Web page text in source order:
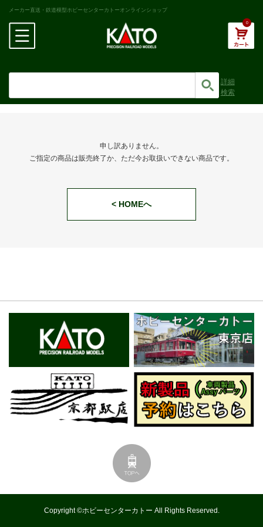
メーカー直送・鉄道模型ホビーセンターカトーオンラインショップ
0
詳細
検索
申し訳ありません。
ご指定の商品は販売終了か、ただ今お取扱いできない商品です。
< HOMEへ
Copyright ©ホビーセンターカトー All Rights Reserved.